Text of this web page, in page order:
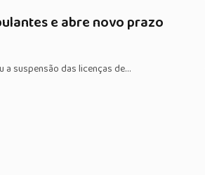
e abre novo prazo
a suspensão das licenças de…